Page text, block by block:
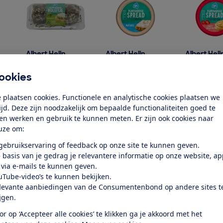
plaatsen cookies. Functionele en analytische cookies plaatsen we
Deze zijn noodzakelijk om bepaalde functionaliteiten goed te
werken en gebruik te kunnen meten. Er zijn ook cookies naar
om:
of feedback op onze site te kunnen geven.
basis van je gedrag je relevantere informatie op onze website,
e-mails te kunnen geven.
video’s te kunnen bekijken.
aanbiedingen van de Consumentenbond op andere sites
op ‘Accepteer alle cookies’ te klikken ga je akkoord met het
Albert Heijn
€ 2,20
Albert Heijn Albert
Bekijk de
Wat opvalt in de test
1 Kaas van noten, tofu of
De samenstelling van de kaasvervangers is heel
verschil in hoe gezond ze zijn. De hoogste score voor
een 2,2. Over het algemeen zijn plantaardige